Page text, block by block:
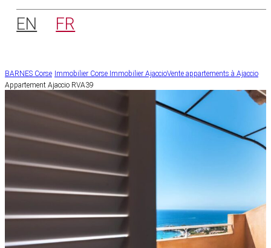
EN FR
BARNES Corse Immobilier Corse Immobilier AjaccioVente appartements à Ajaccio
Appartement Ajaccio RVA39